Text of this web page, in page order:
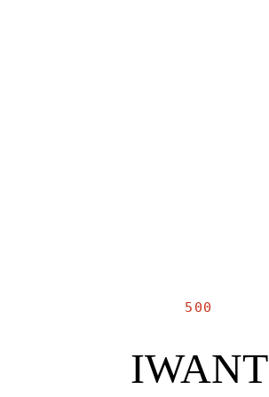
500
IWANT